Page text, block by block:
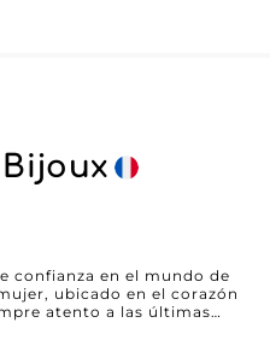
confianza en el mundo de
ubicado en el corazón
atento a las últimas